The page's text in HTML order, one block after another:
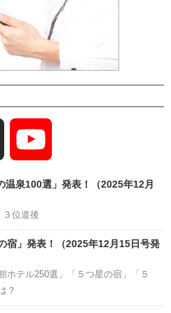
Channel
温泉100選」発表！（2025年12月
３位道後
宿」発表！（2025年12月15日号発
ホテル250選」「５つ星の宿」「５
？